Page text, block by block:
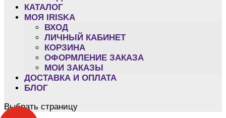
КАТАЛОГ
МОЯ IRISKA
ВХОД
ЛИЧНЫЙ КАБИНЕТ
КОРЗИНА
ОФОРМЛЕНИЕ ЗАКАЗА
МОИ ЗАКАЗЫ
ДОСТАВКА И ОПЛАТА
БЛОГ
Выбрать страницу